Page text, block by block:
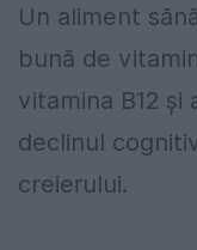
Un aliment
bună de
vitamina B12
declinul
creierului.